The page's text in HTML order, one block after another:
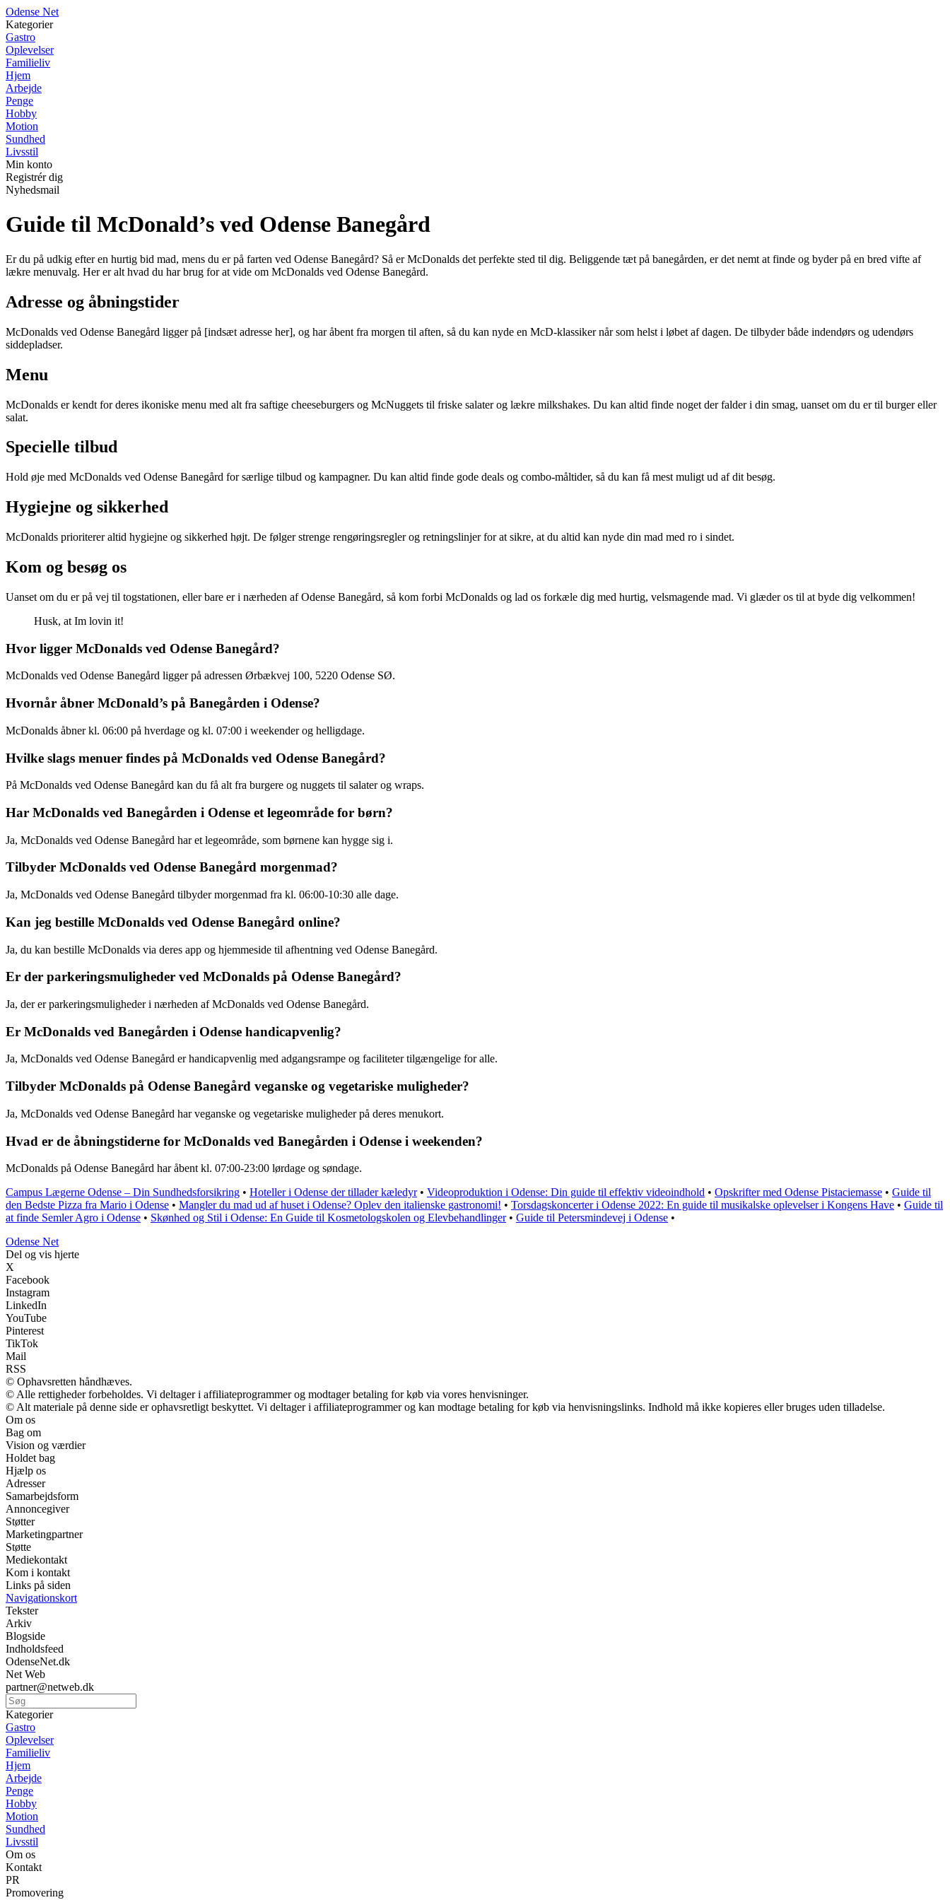
Odense Net
Kategorier
Gastro
Oplevelser
Familieliv
Hjem
Arbejde
Penge
Hobby
Motion
Sundhed
Livsstil
Min konto
Registrér dig
Nyhedsmail
Guide til McDonald’s ved Odense Banegård
Er du på udkig efter en hurtig bid mad, mens du er på farten ved Odense Banegård? Så er McDonalds det perfekte sted til dig. Beliggende tæt på banegården, er det nemt at finde og byder på en bred vifte af
lækre menuvalg. Her er alt hvad du har brug for at vide om McDonalds ved Odense Banegård.
Adresse og åbningstider
McDonalds ved Odense Banegård ligger på [indsæt adresse her], og har åbent fra morgen til aften, så du kan nyde en McD-klassiker når som helst i løbet af dagen. De tilbyder både indendørs og udendørs
siddepladser.
Menu
McDonalds er kendt for deres ikoniske menu med alt fra saftige cheeseburgers og McNuggets til friske salater og lækre milkshakes. Du kan altid finde noget der falder i din smag, uanset om du er til burger eller
salat.
Specielle tilbud
Hold øje med McDonalds ved Odense Banegård for særlige tilbud og kampagner. Du kan altid finde gode deals og combo-måltider, så du kan få mest muligt ud af dit besøg.
Hygiejne og sikkerhed
McDonalds prioriterer altid hygiejne og sikkerhed højt. De følger strenge rengøringsregler og retningslinjer for at sikre, at du altid kan nyde din mad med ro i sindet.
Kom og besøg os
Uanset om du er på vej til togstationen, eller bare er i nærheden af Odense Banegård, så kom forbi McDonalds og lad os forkæle dig med hurtig, velsmagende mad. Vi glæder os til at byde dig velkommen!
Husk, at Im lovin it!
Hvor ligger McDonalds ved Odense Banegård?
McDonalds ved Odense Banegård ligger på adressen Ørbækvej 100, 5220 Odense SØ.
Hvornår åbner McDonald’s på Banegården i Odense?
McDonalds åbner kl. 06:00 på hverdage og kl. 07:00 i weekender og helligdage.
Hvilke slags menuer findes på McDonalds ved Odense Banegård?
På McDonalds ved Odense Banegård kan du få alt fra burgere og nuggets til salater og wraps.
Har McDonalds ved Banegården i Odense et legeområde for børn?
Ja, McDonalds ved Odense Banegård har et legeområde, som børnene kan hygge sig i.
Tilbyder McDonalds ved Odense Banegård morgenmad?
Ja, McDonalds ved Odense Banegård tilbyder morgenmad fra kl. 06:00-10:30 alle dage.
Kan jeg bestille McDonalds ved Odense Banegård online?
Ja, du kan bestille McDonalds via deres app og hjemmeside til afhentning ved Odense Banegård.
Er der parkeringsmuligheder ved McDonalds på Odense Banegård?
Ja, der er parkeringsmuligheder i nærheden af McDonalds ved Odense Banegård.
Er McDonalds ved Banegården i Odense handicapvenlig?
Ja, McDonalds ved Odense Banegård er handicapvenlig med adgangsrampe og faciliteter tilgængelige for alle.
Tilbyder McDonalds på Odense Banegård veganske og vegetariske muligheder?
Ja, McDonalds ved Odense Banegård har veganske og vegetariske muligheder på deres menukort.
Hvad er de åbningstiderne for McDonalds ved Banegården i Odense i weekenden?
McDonalds på Odense Banegård har åbent kl. 07:00-23:00 lørdage og søndage.
Campus Lægerne Odense – Din Sundhedsforsikring • Hoteller i Odense der tillader kæledyr• Videoproduktion i Odense: Din guide til effektiv videoindhold • Opskrifter med Odense Pistaciemasse • Guide til
den Bedste Pizza fra Mario i Odense • Mangler du mad ud af huset i Odense? Oplev den italienske gastronomi! • Torsdagskoncerter i Odense 2022: En guide til musikalske oplevelser i Kongens Have • Guide til
at finde Semler Agro i Odense • Skønhed og Stil i Odense: En Guide til Kosmetologskolen og Elevbehandlinger• Guide til Petersmindevej i Odense •
Odense Net
Del og vis hjerte
X
Facebook
Instagram
LinkedIn
YouTube
Pinterest
TikTok
Mail
RSS
© Ophavsretten håndhæves.
© Alle rettigheder forbeholdes. Vi deltager i affiliateprogrammer og modtager betaling for køb via vores henvisninger.
© Alt materiale på denne side er ophavsretligt beskyttet. Vi deltager i affiliateprogrammer og kan modtage betaling for køb via henvisningslinks. Indhold må ikke kopieres eller bruges uden tilladelse.
Om os
Bag om
Vision og værdier
Holdet bag
Hjælp os
Adresser
Samarbejdsform
Annoncegiver
Støtter
Marketingpartner
Støtte
Mediekontakt
Kom i kontakt
Links på siden
Navigationskort
Tekster
Arkiv
Blogside
Indholdsfeed
OdenseNet.dk
Net Web
partner@netweb.dk
Kategorier
Gastro
Oplevelser
Familieliv
Hjem
Arbejde
Penge
Hobby
Motion
Sundhed
Livsstil
Om os
Kontakt
PR
Promovering